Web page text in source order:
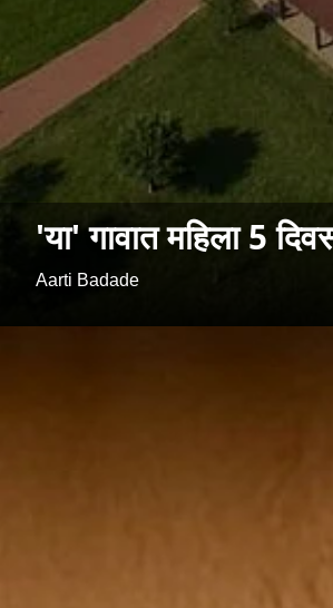
'या' गावात महिला 5
Aarti Badade